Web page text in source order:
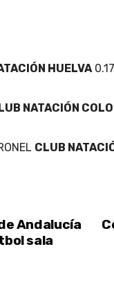
HUELVA
NATACIÓN
CLUB
Andalucía
sala